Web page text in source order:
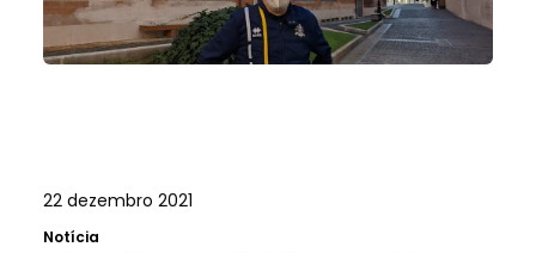
22 dezembro 2021
Notícia